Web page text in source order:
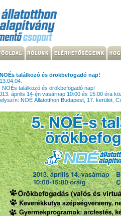
találkozó és örökbefogadó nap!
NOÉs találkozó és örökbefogadó nap!
április 14-én vasárnap 10:00 és 15:00 óra
NOÉ Állatotthon Budapest, 17. kerület,